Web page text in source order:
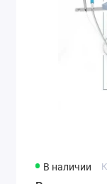
В наличии